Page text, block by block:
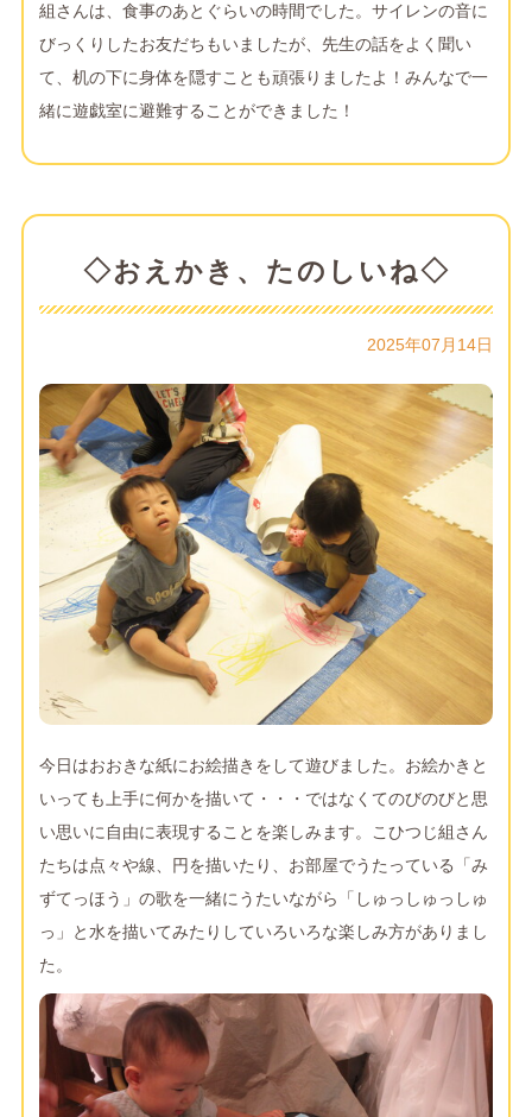
組さんは、食事のあとぐらいの時間でした。サイレンの音に
びっくりしたお友だちもいましたが、先生の話をよく聞い
て、机の下に身体を隠すことも頑張りましたよ！みんなで一
緒に遊戯室に避難することができました！
◇おえかき、たのしいね◇
2025年07月14日
今日はおおきな紙にお絵描きをして遊びました。お絵かきと
いっても上手に何かを描いて・・・ではなくてのびのびと思
い思いに自由に表現することを楽しみます。こひつじ組さん
たちは点々や線、円を描いたり、お部屋でうたっている「み
ずてっほう」の歌を一緒にうたいながら「しゅっしゅっしゅ
っ」と水を描いてみたりしていろいろな楽しみ方がありまし
た。